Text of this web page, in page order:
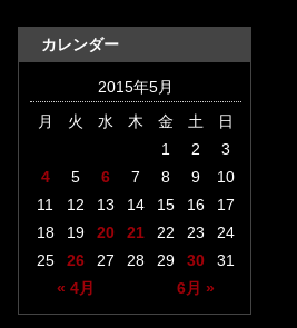
カレンダー
2015年5月
月
火 水 木 金 土 日
« 4月 6月 »
1 2
3
4
5 6 7 8 9
10
11
12 13 14 15 16
17
18
19 20 21 22 23
24
25
26 27 28 29 30 31